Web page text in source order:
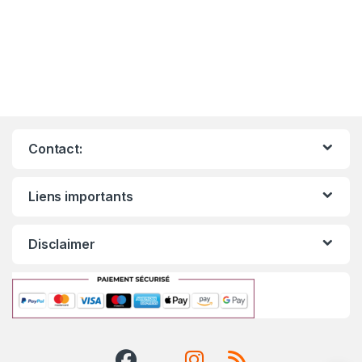
Contact:
Liens importants
Disclaimer